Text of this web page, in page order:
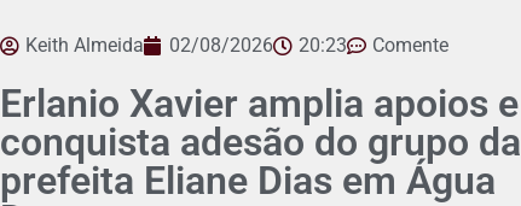
Keith Almeida 02/08/2026 20:23 Comente
Erlanio Xavier amplia apoios e
conquista adesão do grupo da
prefeita Eliane Dias em Água